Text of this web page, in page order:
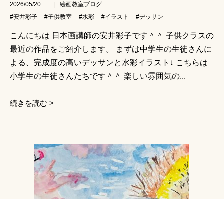
2026/05/20
絵画教室ブログ
#安井彩子
#子供教室 #水彩 #イラスト #デッサン
こんにちは 日本画講師の安井彩子です＾＾ 子供クラスの
最近の作品をご紹介します。 まずは中学生の生徒さんに
よる、完成度の高いデッサンと水彩イラスト↓ こちらは
小学生の生徒さんたちです＾＾ 楽しい雰囲気の...
続きを読む >